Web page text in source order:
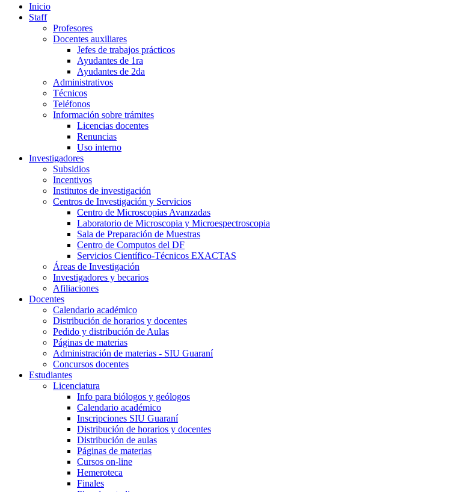
Inicio
Staff
Profesores
Docentes auxiliares
Jefes de trabajos prácticos
Ayudantes de 1ra
Ayudantes de 2da
Administrativos
Técnicos
Teléfonos
Información sobre trámites
Licencias docentes
Renuncias
Uso interno
Investigadores
Subsidios
Incentivos
Institutos de investigación
Centros de Investigación y Servicios
Centro de Microscopias Avanzadas
Laboratorio de Microscopia y Microespectroscopia
Sala de Preparación de Muestras
Centro de Computos del DF
Servicios Científico-Técnicos EXACTAS
Áreas de Investigación
Investigadores y becarios
Afiliaciones
Docentes
Calendario académico
Distribución de horarios y docentes
Pedido y distribución de Aulas
Páginas de materias
Administración de materias - SIU Guaraní
Concursos docentes
Estudiantes
Licenciatura
Info para biólogos y geólogos
Calendario académico
Inscripciones SIU Guaraní
Distribución de horarios y docentes
Distribución de aulas
Páginas de materias
Cursos on-line
Hemeroteca
Finales